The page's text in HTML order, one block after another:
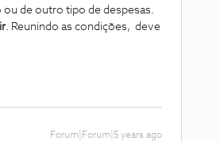
ou de outro tipo de despesas.
. Reunindo as condições, deve
Forum|Forum|5 years ago